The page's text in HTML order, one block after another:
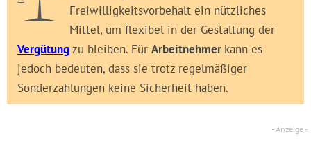
Freiwilligkeitsvorbehalt ein nützliches
Mittel, um flexibel in der Gestaltung der
Vergütungzu bleiben. Für Arbeitnehmer kann es
jedoch bedeuten, dass sie trotz regelmäßiger
Sonderzahlungen keine Sicherheit haben.